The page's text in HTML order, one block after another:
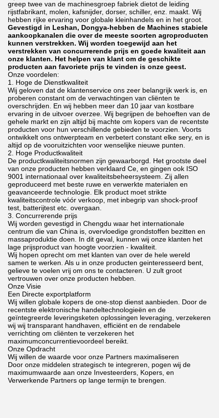
greep twee van de machinesgroep fabriek dietot de leiding
rijstfabrikant, molen, kafsnijder, dorser, schiller, enz. maakt. Wij
hebben rijke ervaring voor globale kleinhandels en in het groot.
Gevestigd in Leshan, Dongya-hebben de Machines stabiele
aankoopkanalen die over de meeste soorten agroproducten
kunnen verstrekken. Wij worden toegewijd aan het
verstrekken van concurrerende prijs en goede kwaliteit aan
onze klanten. Het helpen van klant om de geschikte
producten aan favoriete prijs te vinden is onze geest.
Onze voordelen:
1. Hoge de Dienstkwaliteit
Wij geloven dat de klantenservice ons zeer belangrijk werk is, en
proberen constant om de verwachtingen van cliënten te
overschrijden. En wij hebben meer dan 10 jaar van kostbare
ervaring in de uitvoer overzee. Wij begrijpen de behoeften van de
gehele markt en zijn altijd bij machte om kopers van de recentste
producten voor hun verschillende gebieden te voorzien. Voorts
ontwikkelt ons ontwerpteam en verbetert constant elke sery, en is
altijd op de vooruitzichten voor wenselijke nieuwe punten.
2. Hoge Productkwaliteit
De productkwaliteitsnormen zijn gewaarborgd. Het grootste deel
van onze producten hebben verklaard Ce, en gingen ook ISO
9001 internationaal over kwaliteitsbeheersysteem. Zij allen
geproduceerd met beste ruwe en verwerkte materialen en
geavanceerde technologie. Elk product moet strikte
kwaliteitscontrole vóór verkoop, met inbegrip van shock-proof
test, batterijtest etc. overgaan.
3. Concurrerende prijs
Wij worden gevestigd in Chengdu waar het internationale
centrum die van China is, overvloedige grondstoffen bezitten en
massaproduktie doen. In dit geval, kunnen wij onze klanten het
lage prijsproduct van hoogte voorzien - kwaliteit.
Wij hopen oprecht om met klanten van over de hele wereld
samen te werken. Als u in onze producten geinteresseerd bent,
gelieve te voelen vrij om ons te contacteren. U zult groot
vertrouwen over onze producten hebben.
Onze Visie
Een Directe exportplatform
Wij willen globale kopers de one-stop dienst aanbieden. Door de
recentste elektronische handeltechnologieën en de
geïntegreerde leveringsketen oplossingen leveraging, verzekeren
wij wij transparant handhaven, efficiënt en de rendabele
verrichting om cliënten te verzekeren het
maximumconcurrentievoordeel bereikt.
Onze Opdracht
Wij willen de waarde voor onze Partners maximaliseren
Door onze middelen strategisch te integreren, pogen wij de
maximumwaarde aan onze Investeerders, Kopers, en
Verwerkende Partners op lange termijn te brengen.